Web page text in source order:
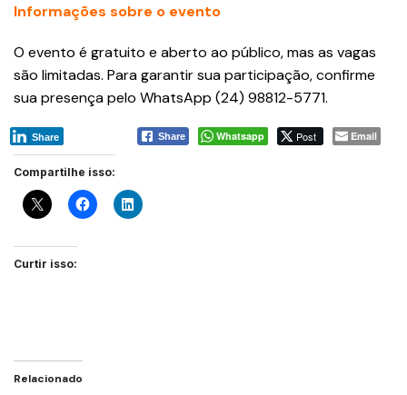
Informações sobre o evento
O evento é gratuito e aberto ao público, mas as vagas
são limitadas. Para garantir sua participação, confirme
sua presença pelo WhatsApp (24) 98812-5771.
Share Whatsapp Post Email
Share
Compartilhe isso:
Curtir isso:
Relacionado